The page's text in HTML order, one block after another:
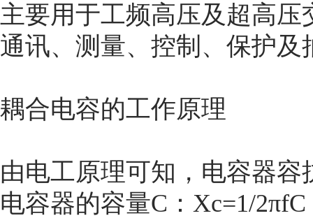
主要用于工频高压及超高
通讯、测量、控制、保护及
耦合电容的工作原理
由电工原理可知，电容器
电容器的容量C：Xc=1/